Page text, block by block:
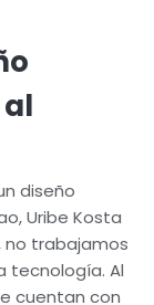
diseño
Uribe Kosta
no trabajamos
tecnología. Al
cuentan con